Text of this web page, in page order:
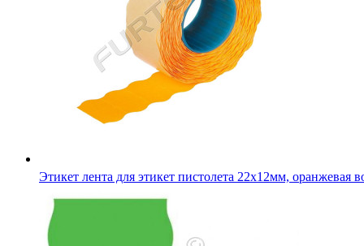
Этикет лента для этикет пистолета 22х12мм, оранжевая